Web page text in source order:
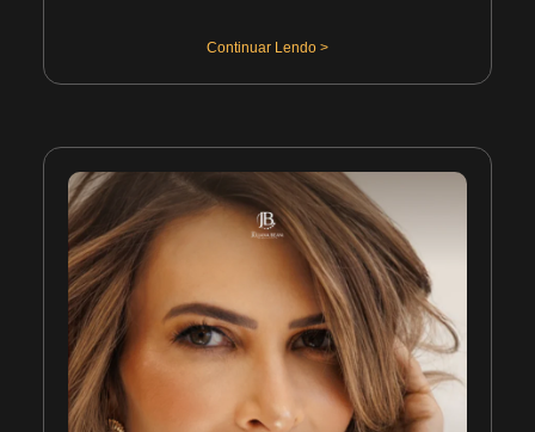
Continuar Lendo >